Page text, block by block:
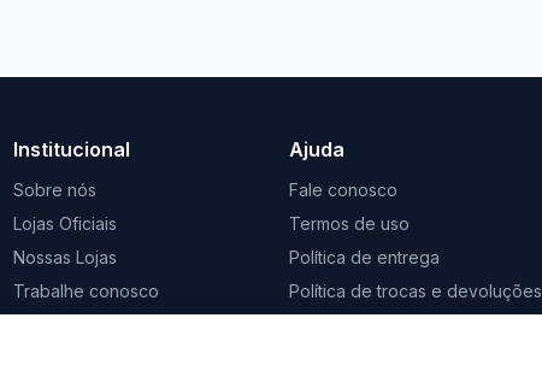
Institucional
Sobre nós
Lojas Oficiais
Nossas Lojas
Trabalhe conosco
Ajuda
Fale conosco
Termos de uso
Política de entrega
Política de trocas e devoluções